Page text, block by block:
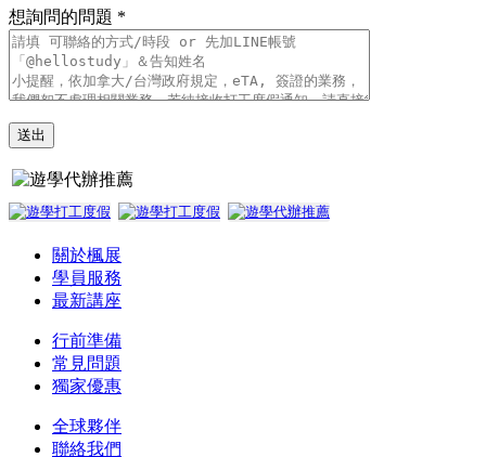
想詢問的問題 *
關於楓展
學員服務
最新講座
行前準備
常見問題
獨家優惠
全球夥伴
聯絡我們